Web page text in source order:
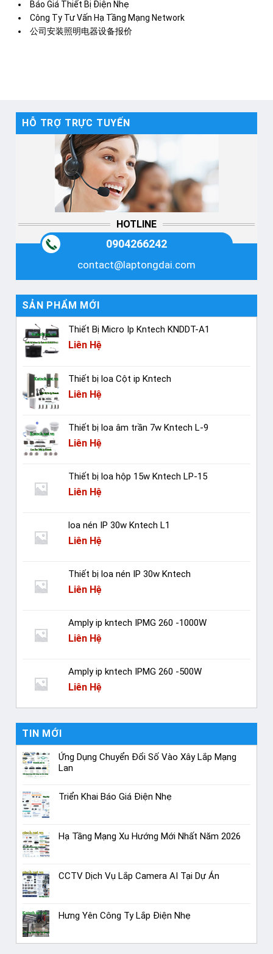
HỖ TRỢ TRỰC TUYẾN
HOTLINE
0904266242
contact@laptongdai.com
SẢN PHẨM MỚI
Thiết Bị Micro Ip Kntech KNDDT-A1
Liên Hệ
Thiết bị loa Cột ip Kntech
Liên Hệ
Thiết bị loa âm trần 7w Kntech L-9
Liên Hệ
Thiết bị loa hộp 15w Kntech LP-15
Liên Hệ
loa nén IP 30w Kntech L1
Liên Hệ
Thiết bị loa nén IP 30w Kntech
Liên Hệ
Amply ip kntech IPMG 260 -1000W
Liên Hệ
Amply ip kntech IPMG 260 -500W
Liên Hệ
TIN MỚI
Ứng Dụng Chuyển Đổi Số Vào Xây Lắp Mạng
Lan
Triển Khai Báo Giá Điện Nhẹ
Hạ Tầng Mạng Xu Hướng Mới Nhất Năm 2026
CCTV Dịch Vụ Lắp Camera AI Tại Dự Án
Hưng Yên Công Ty Lắp Điện Nhẹ
Báo Giá Thiết Bị Điện Nhẹ
Công Ty Tư Vấn Hạ Tầng Mạng Network
公司安装照明电器设备报价